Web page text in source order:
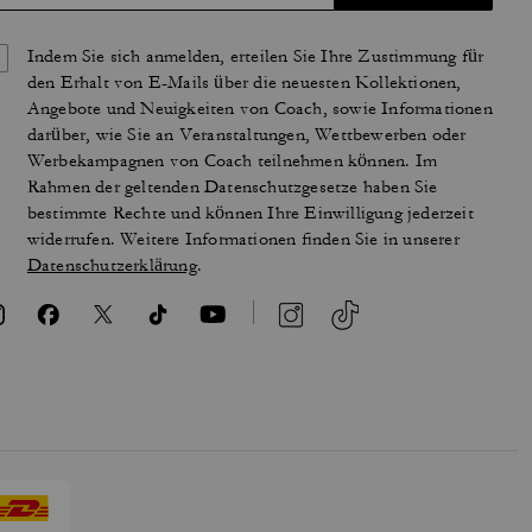
Indem Sie sich anmelden, erteilen Sie Ihre Zustimmung für
den Erhalt von E-Mails über die neuesten Kollektionen,
Angebote und Neuigkeiten von Coach, sowie Informationen
darüber, wie Sie an Veranstaltungen, Wettbewerben oder
Werbekampagnen von Coach teilnehmen können. Im
Rahmen der geltenden Datenschutzgesetze haben Sie
bestimmte Rechte und können Ihre Einwilligung jederzeit
widerrufen. Weitere Informationen finden Sie in unserer
Datenschutzerklärung.